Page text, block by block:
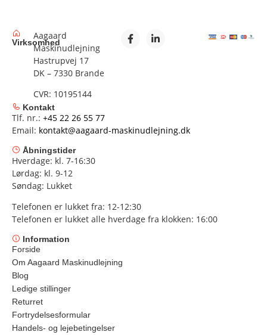
Virksomhed
Aagaard
Maskinudlejning
Hastrupvej 17
DK – 7330 Brande
CVR: 10195144
Kontakt
Tlf. nr.: +45 22 26 55 77
Email: kontakt@aagaard-maskinudlejning.dk
Åbningstider
Hverdage: kl. 7-16:30
Lørdag: kl. 9-12
Søndag: Lukket
Telefonen er lukket fra: 12-12:30
Telefonen er lukket alle hverdage fra klokken: 16:00
Information
Forside
Om Aagaard Maskinudlejning
Blog
Ledige stillinger
Returret
Fortrydelsesformular
Handels- og lejebetingelser